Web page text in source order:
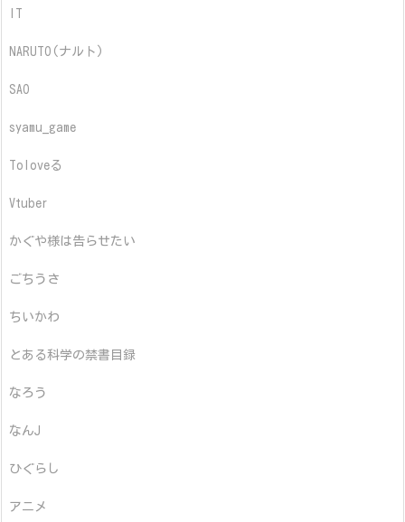
NARUTO(ナルト)
SAO
syamu_game
Toloveる
Vtuber
かぐや様は告らせたい
ごちうさ
ちいかわ
とある科学の禁書目録
なろう
なんJ
ひぐらし
アニメ